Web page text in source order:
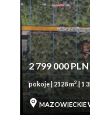
2 799 000 PLN
pokoje | 2128 m2| 1
MAZOWIECKIE